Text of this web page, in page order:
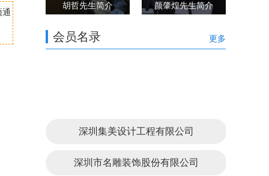
胡哲先生简介 颜肇煌先生简介
会员名录 更多
深圳集美设计工程有限公司
深圳市名雕装饰股份有限公司